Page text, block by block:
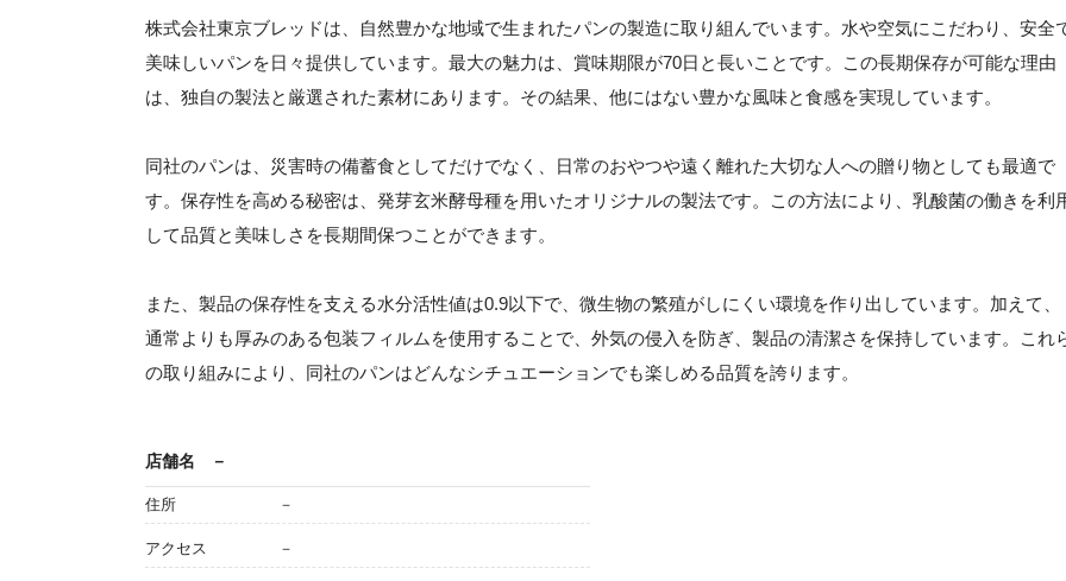
株式会社東京ブレッドは、自然豊かな地域で生まれたパンの製造に取り組んでいます。水や空気にこだわり、安全
美味しいパンを日々提供しています。最大の魅力は、賞味期限が70日と長いことです。この長期保存が可能な理由
は、独自の製法と厳選された素材にあります。その結果、他にはない豊かな風味と食感を実現しています。
同社のパンは、災害時の備蓄食としてだけでなく、日常のおやつや遠く離れた大切な人への贈り物としても最適で
す。保存性を高める秘密は、発芽玄米酵母種を用いたオリジナルの製法です。この方法により、乳酸菌の働きを利
して品質と美味しさを長期間保つことができます。
また、製品の保存性を支える水分活性値は0.9以下で、微生物の繁殖がしにくい環境を作り出しています。加えて、
通常よりも厚みのある包装フィルムを使用することで、外気の侵入を防ぎ、製品の清潔さを保持しています。これ
の取り組みにより、同社のパンはどんなシチュエーションでも楽しめる品質を誇ります。
店舗名 －
住所 －
アクセス －